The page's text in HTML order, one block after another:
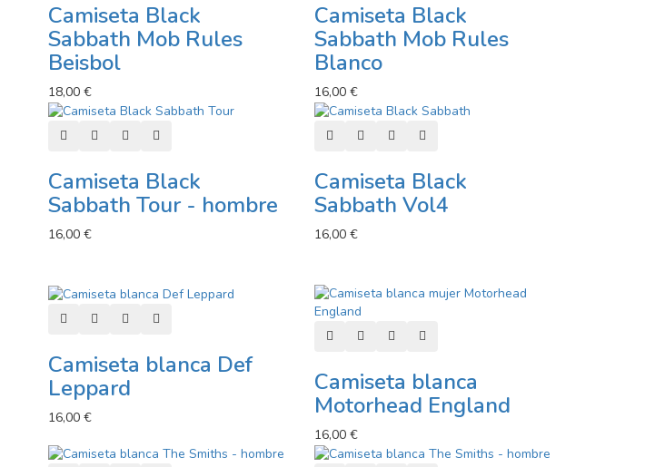
Camiseta Black
Sabbath Mob Rules
Beisbol
18,00 €
Camiseta Black
Sabbath Mob Rules
Blanco
16,00 €
Añadir al carro
Añadir a lista de deseos
Añadir a comparador
Camiseta Black
Sabbath Tour - hombre
16,00 €
Añadir al carro
Añadir a lista de deseos
Añadir a comparador
Vista rápida
Camiseta Black
Sabbath Vol4
16,00 €
Añadir al carro
Añadir a lista de deseos
Añadir a comparador
Camiseta blanca Def
Leppard
16,00 €
Añadir al carro
Añadir a lista de deseos
Añadir a comparador
Vista rápida
Camiseta blanca
Motorhead England
16,00 €